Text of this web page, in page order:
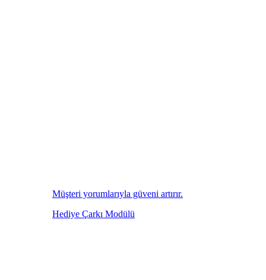
Müşteri yorumlarıyla güveni artırır.
Hediye Çarkı Modülü